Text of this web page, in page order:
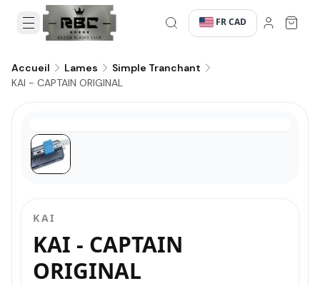
·FR·CAD
Accueil Lames
Simple Tranchant
KAI - CAPTAIN ORIGINAL
KAI
KAI - CAPTAIN
ORIGINAL